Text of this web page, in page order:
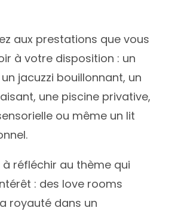
aux prestations que vous
à votre disposition : un
jacuzzi bouillonnant, un
une piscine privative,
ou même un lit
à réfléchir au thème qui
: des love rooms
royauté dans un